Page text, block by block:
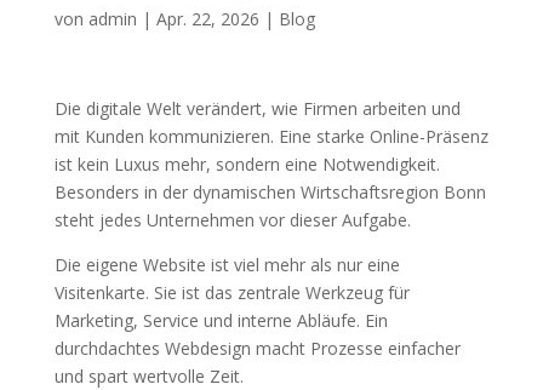
von admin | Apr. 22, 2026 | Blog
Die digitale Welt verändert, wie Firmen arbeiten und
mit Kunden kommunizieren. Eine starke Online-Präsenz
ist kein Luxus mehr, sondern eine Notwendigkeit.
Besonders in der dynamischen Wirtschaftsregion Bonn
steht jedes Unternehmen vor dieser Aufgabe.
Die eigene Website ist viel mehr als nur eine
Visitenkarte. Sie ist das zentrale Werkzeug für
Marketing, Service und interne Abläufe. Ein
durchdachtes Webdesign macht Prozesse einfacher
und spart wertvolle Zeit.